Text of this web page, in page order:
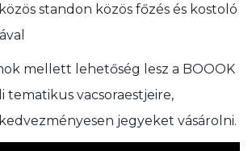
standon közös főzés és kostoló
mellett lehetőség lesz a BOOOK
tematikus vacsoraestjeire,
jegyeket vásárolni.